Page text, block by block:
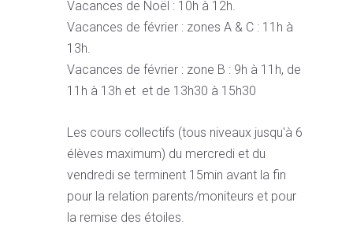
Vacances de Noël : 10h à 12h.
Vacances de février : zones A & C : 11h à
13h.
Vacances de février : zone B : 9h à 11h, de
11h à 13h et et de 13h30 à 15h30
Les cours collectifs (tous niveaux jusqu'à 6
élèves maximum) du mercredi et du
vendredi se terminent 15min avant la fin
pour la relation parents/moniteurs et pour
la remise des étoiles.